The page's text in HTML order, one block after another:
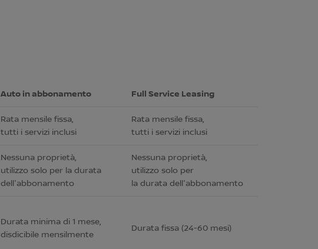
Auto in abbonamento Full Service Leasing
Rata mensile fissa,
tutti i servizi inclusi
Rata mensile fissa,
tutti i servizi inclusi
Nessuna proprietà,
utilizzo solo per la durata
dell'abbonamento
Nessuna proprietà,
utilizzo solo per
la durata dell'abbonamento
Durata minima di 1 mese,
disdicibile mensilmente
Durata fissa (24-60 mesi)